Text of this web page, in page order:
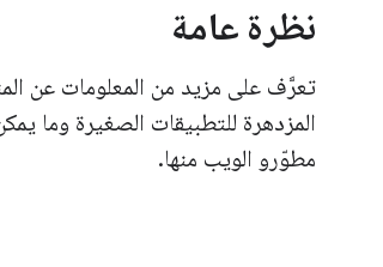
نظرة عامة
تعرَّف على مزيد من المعلومات عن
المزدهرة للتطبيقات الصغيرة وما
مطوّرو الويب منها.